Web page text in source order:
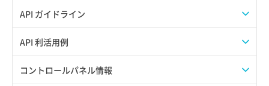
API ガイドライン
APIのご利用について
API 利活用例
APIでAPIサブユーザーを作成する
コントロールパネル情報